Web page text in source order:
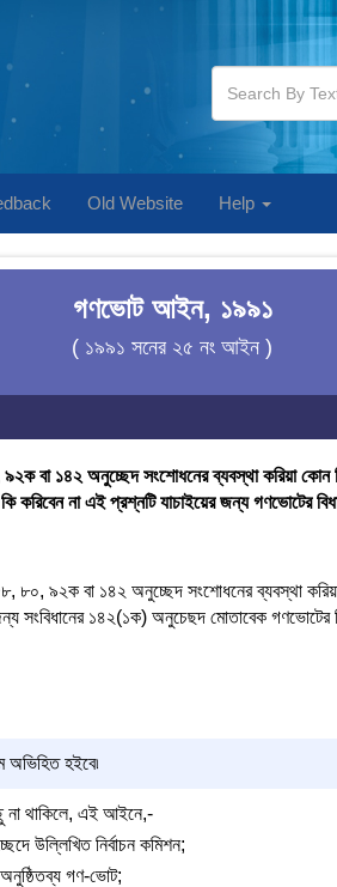
Old Website Help
গণভোট আইন, ১৯৯১
( ১৯৯১ সনের ২৫ নং আইন )
বা ১৪২ অনুচ্ছেদ সংশোধনের ব্যবস্থা করিয়া
কি করিবেন না এই প্রশ্নটি যাচাইয়ের জন্য গণভোটের
৮০, ৯২ক বা ১৪২ অনুচ্ছেদ সংশোধনের ব্যবস্থা
সংবিধানের ১৪২(১ক) অনুচেছদ মোতাবেক গণভোটের
অভিহিত হইবে৷
না থাকিলে, এই আইনে,-
উল্লিখিত নির্বাচন কমিশন;
গণ-ভোট;